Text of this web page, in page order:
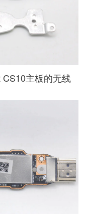
主板的无线